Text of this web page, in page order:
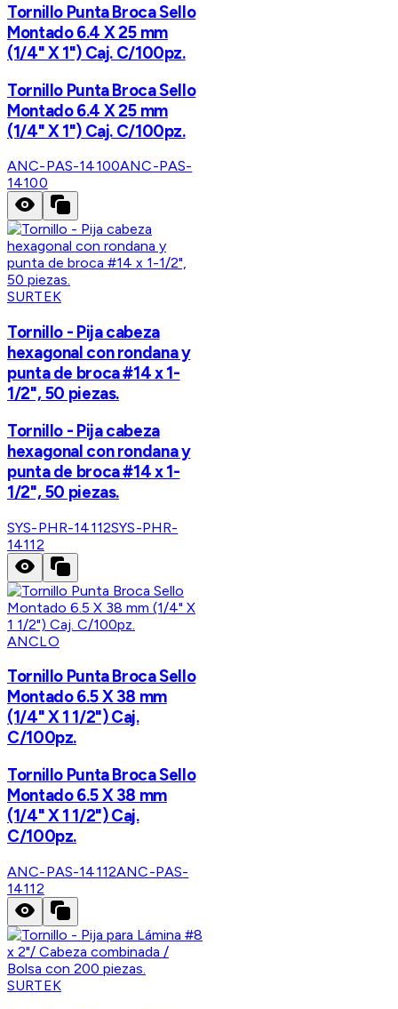
Tornillo Punta Broca Sello
Montado 6.4 X 25 mm
(1/4" X 1") Caj. C/100pz.
Tornillo Punta Broca Sello
Montado 6.4 X 25 mm
(1/4" X 1") Caj. C/100pz.
ANC-PAS-14100ANC-PAS-
14100
SURTEK
Tornillo - Pija cabeza
hexagonal con rondana y
punta de broca #14 x 1-
1/2", 50 piezas.
Tornillo - Pija cabeza
hexagonal con rondana y
punta de broca #14 x 1-
1/2", 50 piezas.
SYS-PHR-14112SYS-PHR-
14112
ANCLO
Tornillo Punta Broca Sello
Montado 6.5 X 38 mm
(1/4" X 1 1/2") Caj.
C/100pz.
Tornillo Punta Broca Sello
Montado 6.5 X 38 mm
(1/4" X 1 1/2") Caj.
C/100pz.
ANC-PAS-14112ANC-PAS-
14112
SURTEK